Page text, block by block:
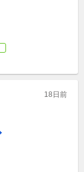
18日前